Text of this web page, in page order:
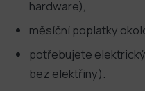
hardware),
měsíční poplatky
potřebujete
bez elektřiny).